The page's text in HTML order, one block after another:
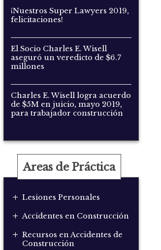
¡Nuestros Super Lawyers 2019,
felicitaciones!
El Socio Charles E. Wisell
aseguró un veredicto de $6.7
millones
Charles E. Wisell logra acuerdo
de $5M en juicio, mayo 2019,
para trabajador construcción
Areas de Práctica
+ Lesiones Personales
+ Accidentes en Construcción
+ Recursos en Accidentes de
Construcción